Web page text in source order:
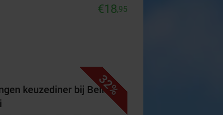
€18,95
32%
keuzediner bij Bella